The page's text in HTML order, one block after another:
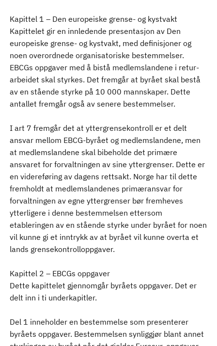
Kapittel 1 – Den europeiske grense- og kystvakt
Kapittelet gir en innledende presentasjon av Den
europeiske grense- og kystvakt, med definisjoner og
noen overordnede organisatoriske bestemmelser.
EBCGs oppgaver med å bistå medlemslandene i retur-
arbeidet skal styrkes. Det fremgår at byrået skal bestå
av en stående styrke på 10 000 mannskaper. Dette
antallet fremgår også av senere bestemmelser.
I art 7 fremgår det at yttergrensekontroll er et delt
ansvar mellom EBCG-byrået og medlemslandene, men
at medlemslandene skal bibeholde det primære
ansvaret for forvaltningen av sine yttergrenser. Dette er
en videreføring av dagens rettsakt. Norge har til dette
fremholdt at medlemslandenes primæransvar for
forvaltningen av egne yttergrenser bør fremheves
ytterligere i denne bestemmelsen ettersom
etableringen av en stående styrke under byrået for noen
vil kunne gi et inntrykk av at byrået vil kunne overta et
lands grensekontrolloppgaver.
Kapittel 2 – EBCGs oppgaver
Dette kapittelet gjennomgår byråets oppgaver. Det er
delt inn i ti underkapitler.
Del 1 inneholder en bestemmelse som presenterer
byråets oppgaver. Bestemmelsen synliggjør blant annet